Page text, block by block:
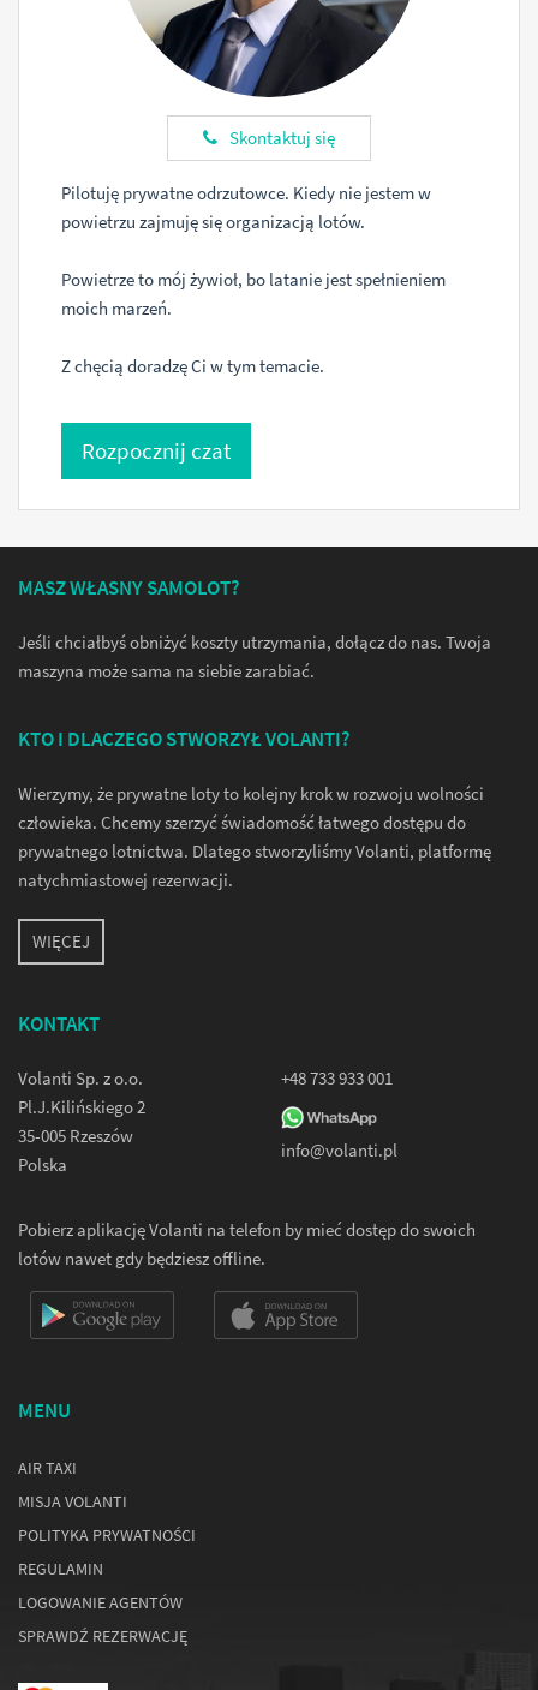
Skontaktuj się
Pilotuję prywatne odrzutowce. Kiedy nie jestem w
powietrzu zajmuję się organizacją lotów.
Powietrze to mój żywioł, bo latanie jest spełnieniem
moich marzeń.
Z chęcią doradzę Ci w tym temacie.
Rozpocznij czat
MASZ WŁASNY SAMOLOT?
Jeśli chciałbyś obniżyć koszty utrzymania, dołącz do nas. Twoja
maszyna może sama na siebie zarabiać.
KTO I DLACZEGO STWORZYŁ VOLANTI?
Wierzymy, że prywatne loty to kolejny krok w rozwoju wolności
człowieka. Chcemy szerzyć świadomość łatwego dostępu do
prywatnego lotnictwa. Dlatego stworzyliśmy Volanti, platformę
natychmiastowej rezerwacji.
WIĘCEJ
KONTAKT
Volanti Sp. z o.o.
Pl.J.Kilińskiego 2
35-005 Rzeszów
Polska
+48 733 933 001
info@volanti.pl
Pobierz aplikację Volanti na telefon by mieć dostęp do swoich
lotów nawet gdy będziesz offline.
MENU
AIR TAXI
MISJA VOLANTI
POLITYKA PRYWATNOŚCI
REGULAMIN
LOGOWANIE AGENTÓW
SPRAWDŹ REZERWACJĘ